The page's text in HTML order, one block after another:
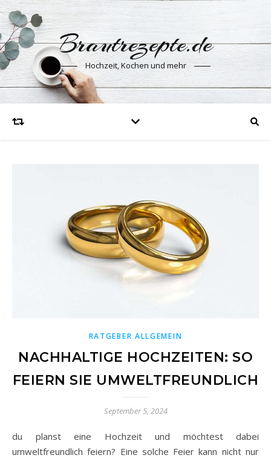
Brautrezepte.de
Hochzeit, Kochen und mehr
RATGEBER ALLGEMEIN
NACHHALTIGE HOCHZEITEN: SO
FEIERN SIE UMWELTFREUNDLICH
September 5, 2024
du planst eine Hochzeit und möchtest dabei
umweltfreundlich feiern? Eine solche Feier kann nicht nur